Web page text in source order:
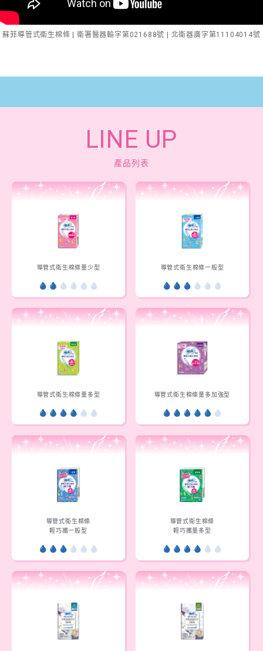
蘇菲導管式衛生棉條 | 衛署醫器輸字第021688號 | 北衛器廣字第11104014號
LINE UP
產品列表
導管式衛生棉條量少型 導管式衛生棉條一般型
導管式衛生棉條量多型 導管式衛生棉條量多加強型
導管式衛生棉條
輕巧攜一般型
導管式衛生棉條
輕巧攜量多型